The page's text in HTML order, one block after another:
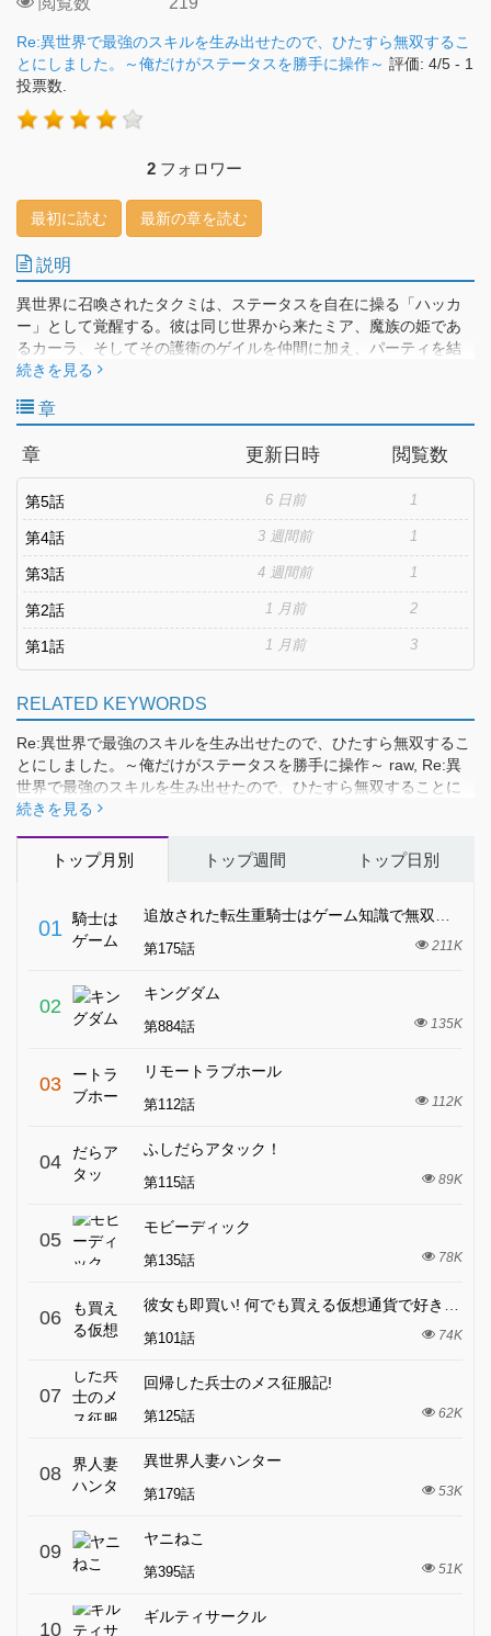
Re:異世界で最強のスキルを生み出せたので、ひたすら無双するこ
とにしました。～俺だけがステータスを勝手に操作～ 評価: 4/5 - 1
投票数.
2 フォロワー
最初に読む 最新の章を読む
説明
異世界に召喚されたタクミは、ステータスを自在に操る「ハッカ
ー」として覚醒する。彼は同じ世界から来たミア、魔族の姫であ
るカーラ、そしてその護衛のゲイルを仲間に加え、パーティを結
成。ドワーフの王国でこの世界の歴史と成り立ちを知った一行
が画策した魔族と人族の戦争を止めるため、彼らは魔王のもとへ
も新たに再始動！
続きを見る
章
章 更新日時 閲覧数
第5話 6 日前 1
第4話 3 週間前 1
第3話 4 週間前 1
第2話 1 月前 2
第1話 1 月前 3
RELATED KEYWORDS
Re:異世界で最強のスキルを生み出せたので、ひたすら無双するこ
とにしました。～俺だけがステータスを勝手に操作～ raw, Re:異
世界で最強のスキルを生み出せたので、ひたすら無双することに
しました。～俺だけがステータスを勝手に操作～ manga raw, Re:
にしました。～俺だけがステータスを勝手に操作～ 漫画raw, Re:
続きを見る
トップ月別 トップ週間 トップ日別
01
第175話 211K
02
キングダム
第884話 135K
03
リモートラブホール
第112話 112K
04
ふしだらアタック！
第115話 89K
05
モビーディック
第135話 78K
06
第101話 74K
07
回帰した兵士のメス征服記!
第125話 62K
08
異世界人妻ハンター
第179話 53K
09
ヤニねこ
第395話 51K
10
ギルティサークル